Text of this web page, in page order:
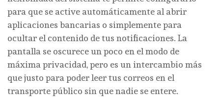
para que se active automáticamente al abrir
aplicaciones bancarias o simplemente para
ocultar el contenido de tus notificaciones. La
pantalla se oscurece un poco en el modo de
máxima privacidad, pero es un intercambio más
que justo para poder leer tus correos en el
transporte público sin que nadie se entere.